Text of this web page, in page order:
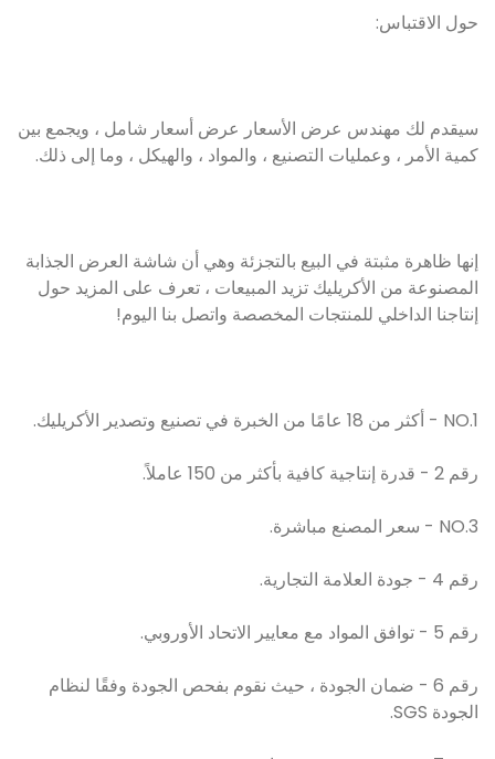
حول الاقتباس:
سيقدم لك مهندس عرض الأسعار عرض أسعار شامل ، ويجمع بين
كمية الأمر ، وعمليات التصنيع ، والمواد ، والهيكل ، وما إلى ذلك.
إنها ظاهرة مثبتة في البيع بالتجزئة وهي أن شاشة العرض الجذابة
المصنوعة من الأكريليك تزيد المبيعات ، تعرف على المزيد حول
إنتاجنا الداخلي للمنتجات المخصصة واتصل بنا اليوم!
NO.1 - أكثر من 18 عامًا من الخبرة في تصنيع وتصدير الأكريليك.
رقم 2 - قدرة إنتاجية كافية بأكثر من 150 عاملاً.
NO.3 - سعر المصنع مباشرة.
رقم 4 - جودة العلامة التجارية.
رقم 5 - توافق المواد مع معايير الاتحاد الأوروبي.
رقم 6 - ضمان الجودة ، حيث نقوم بفحص الجودة وفقًا لنظام
الجودة SGS.